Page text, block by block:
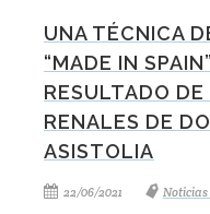
UNA TÉCNICA
“MADE IN
RESULTADO
RENALES DE
ASISTOLIA
22/06/2021 Noticias